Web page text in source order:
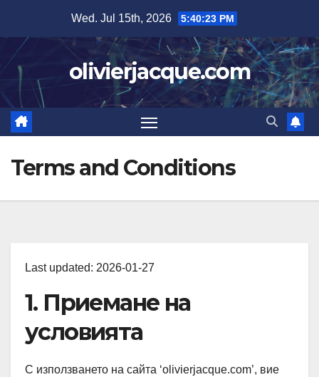
content
Wed. Jul 15th, 2026 5:40:23 PM
olivierjacque.com
Terms and Conditions
Last updated: 2026-01-27
1. Приемане на
условията
С използването на сайта ‘olivierjacque.com’, вие